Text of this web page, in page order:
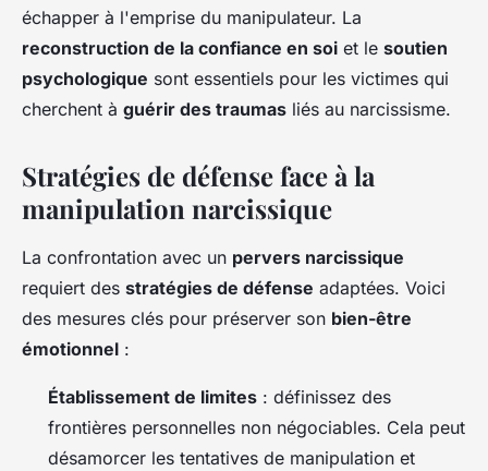
échapper à l'emprise du manipulateur. La
reconstruction de la confiance en soi et le soutien
psychologique sont essentiels pour les victimes qui
cherchent à guérir des traumas liés au narcissisme.
Stratégies de défense face à la
manipulation narcissique
La confrontation avec un pervers narcissique
requiert des stratégies de défense adaptées. Voici
des mesures clés pour préserver son bien-être
émotionnel :
Établissement de limites : définissez des
frontières personnelles non négociables. Cela peut
désamorcer les tentatives de manipulation et